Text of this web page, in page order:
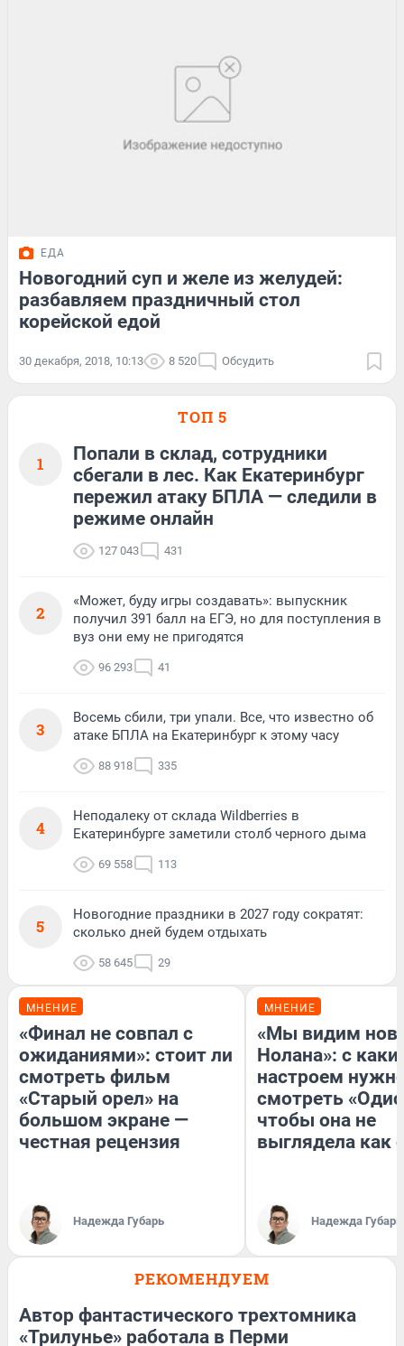
ЕДА
Новогодний суп и желе из желудей:
разбавляем праздничный стол
корейской едой
30 декабря, 2018, 10:13 8 520 Обсудить
ТОП 5
1
Попали в склад, сотрудники
сбегали в лес. Как Екатеринбург
пережил атаку БПЛА — следили в
режиме онлайн
127 043 431
2
«Может, буду игры создавать»: выпускник
получил 391 балл на ЕГЭ, но для поступления в
вуз они ему не пригодятся
96 293 41
3
Восемь сбили, три упали. Все, что известно об
атаке БПЛА на Екатеринбург к этому часу
88 918 335
4
Неподалеку от склада Wildberries в
Екатеринбурге заметили столб черного дыма
69 558 113
5
Новогодние праздники в 2027 году сократят:
сколько дней будем отдыхать
58 645 29
МНЕНИЕ
«Финал не совпал с
ожиданиями»: стоит ли
смотреть фильм
«Старый орел» на
большом экране —
честная рецензия
Надежда Губарь
МНЕНИЕ
«Мы видим
Нолана»: с
настроем
смотреть
чтобы она не
выглядела как
Надежда Губарь
РЕКОМЕНДУЕМ
Автор фантастического трехтомника
«Трилунье» работала в Перми